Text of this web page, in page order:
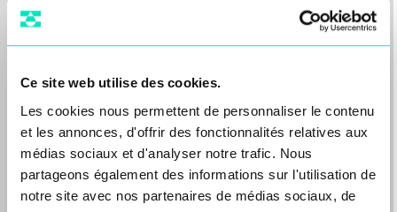
Ce site web utilise des cookies.
Les cookies nous permettent de personnaliser le contenu
et les annonces, d'offrir des fonctionnalités relatives aux
médias sociaux et d'analyser notre trafic. Nous
partageons également des informations sur l'utilisation de
notre site avec nos partenaires de médias sociaux, de